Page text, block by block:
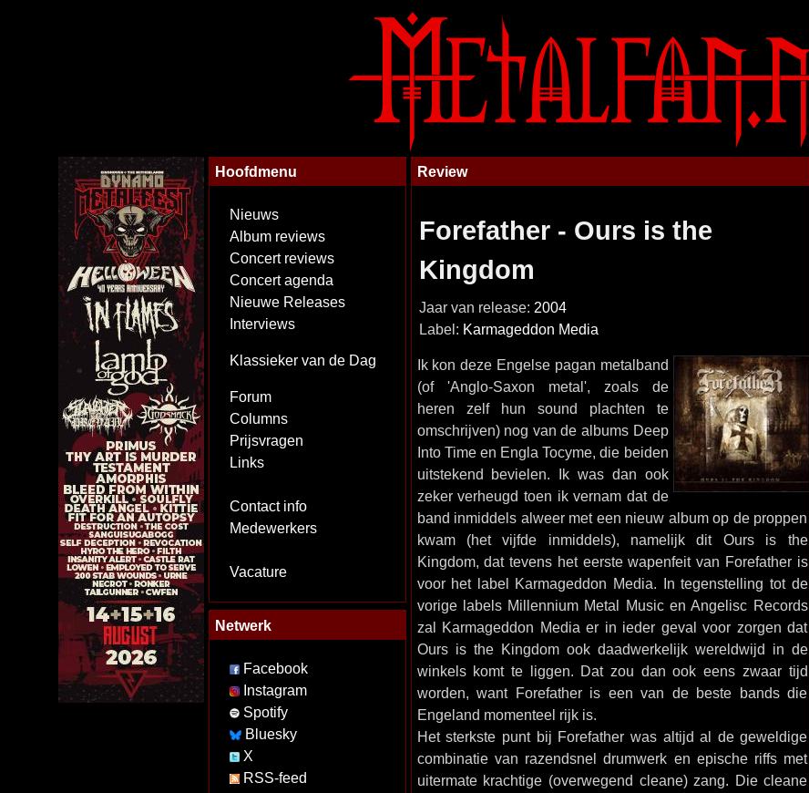
Hoofdmenu
Nieuws
Album reviews
Concert reviews
Concert agenda
Nieuwe Releases
Interviews
Klassieker van de Dag
Forum
Columns
Prijsvragen
Links
Contact info
Medewerkers
Vacature
Netwerk
Facebook
Instagram
Spotify
Bluesky
X
RSS-feed
Review
Forefather - Ours is the
Kingdom
Jaar van release: 2004
Label: Karmageddon Media
Ik kon deze Engelse pagan metalband
(of 'Anglo-Saxon metal', zoals de
heren zelf hun sound plachten te
omschrijven) nog van de albums Deep
Into Time en Engla Tocyme, die beiden
uitstekend bevielen. Ik was dan ook
zeker verheugd toen ik vernam dat de
band inmiddels alweer met een nieuw album op de proppen
kwam (het vijfde inmiddels), namelijk dit Ours is the
Kingdom, dat tevens het eerste wapenfeit van Forefather is
voor het label Karmageddon Media. In tegenstelling tot de
vorige labels Millennium Metal Music en Angelisc Records
zal Karmageddon Media er in ieder geval voor zorgen dat
Ours is the Kingdom ook daadwerkelijk wereldwijd in de
winkels komt te liggen. Dat zou dan ook eens zwaar tijd
worden, want Forefather is een van de beste bands die
Engeland momenteel rijk is.
Het sterkste punt bij Forefather was altijd al de geweldige
combinatie van razendsnel drumwerk en epische riffs met
uitermate krachtige (overwegend cleane) zang. Die cleane